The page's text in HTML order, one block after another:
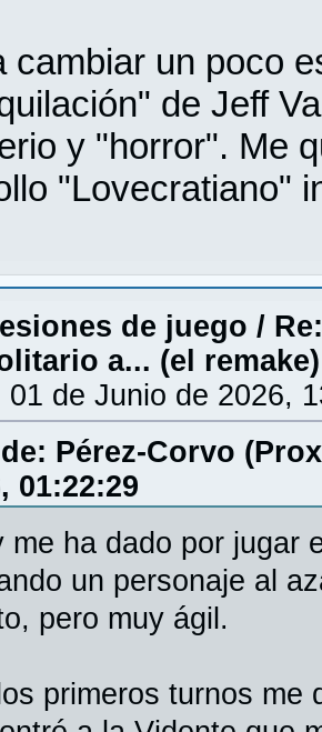
cambiar un poco
de Jeff
y "horror". Me
"Lovecratiano"
de juego /
a... (el remake)
01 de Junio de 2026,
Pérez-Corvo
01:22:29
me ha dado por jugar
un personaje al
pero muy ágil.
primeros turnos me